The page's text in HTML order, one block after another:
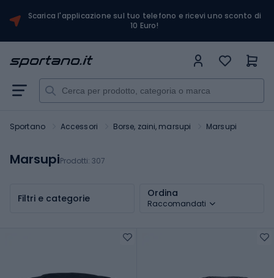
Scarica l'applicazione sul tuo telefono e ricevi uno sconto di
10 Euro!
Sportano Accessori Borse, zaini, marsupi Marsupi
MarsupiProdotti: 307
Filtri e categorie Ordina
Raccomandati